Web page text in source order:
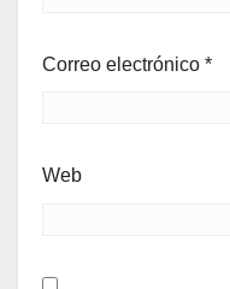
Correo electrónico *
Web